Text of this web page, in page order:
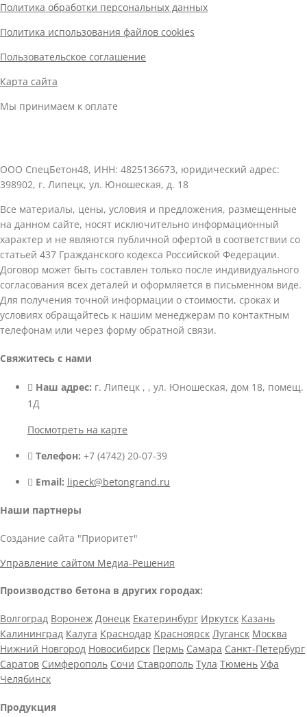
Политика обработки персональных данных
Политика использования файлов cookies
Пользовательское соглашение
Карта сайта
Мы принимаем к оплате
ООО СпецБетон48, ИНН: 4825136673, юридический адрес:
398902, г. Липецк, ул. Юношеская, д. 18
Все материалы, цены, условия и предложения, размещенные
на данном сайте, носят исключительно информационный
характер и не являются публичной офертой в соответствии со
статьей 437 Гражданского кодекса Российской Федерации.
Договор может быть составлен только после индивидуального
согласования всех деталей и оформляется в письменном виде.
Для получения точной информации о стоимости, сроках и
условиях обращайтесь к нашим менеджерам по контактным
телефонам или через форму обратной связи.
Свяжитесь с нами
Наш адрес: г. Липецк , , ул. Юношеская, дом 18, помещ.
1Д
Посмотреть на карте
Телефон: +7 (4742) 20-07-39
Email: lipeck@betongrand.ru
Наши партнеры
Создание сайта "Приоритет"
Управление сайтом Медиа-Решения
Производство бетона в других городах:
Волгоград Воронеж Донецк Екатеринбург Иркутск Казань
Калининград Калуга Краснодар Красноярск Луганск Москва
Нижний Новгород Новосибирск Пермь Самара Санкт-Петербург
Саратов Симферополь Сочи Ставрополь Тула Тюмень Уфа
Челябинск
Продукция